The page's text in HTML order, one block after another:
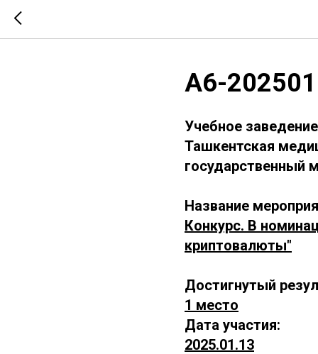
А6-
Учебное
Ташкентская
государственный
Название
Конкурс. В
криптовалюты"
Достигнутый
1 место
Дата участия:
2025.01.13